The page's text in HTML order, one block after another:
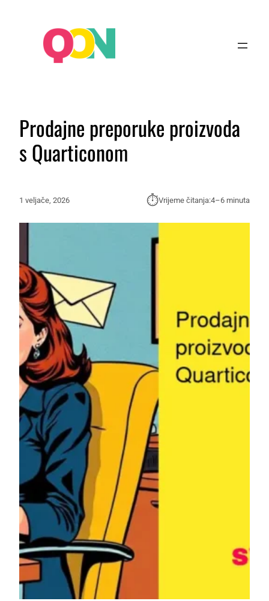
Prodajne preporuke proizvoda
s Quarticonom
1 veljače, 2026 ⏱︎Vrijeme čitanja:4–6 minuta